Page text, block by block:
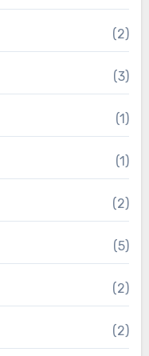
(2)
(3)
(1)
(1)
(2)
(5)
(2)
(2)